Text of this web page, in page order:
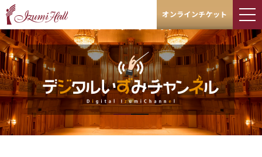
オンラインチケット